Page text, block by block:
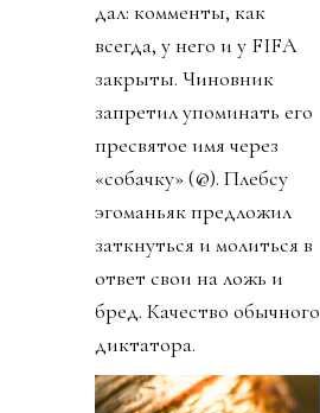
дал: комменты, как
всегда, у него и у FIFA
закрыты. Чиновник
запретил упоминать его
пресвятое имя через
«собачку» (@). Плебсу
эгоманьяк предложил
заткнуться и молиться в
ответ свои на ложь и
бред. Качество обычного
диктатора.